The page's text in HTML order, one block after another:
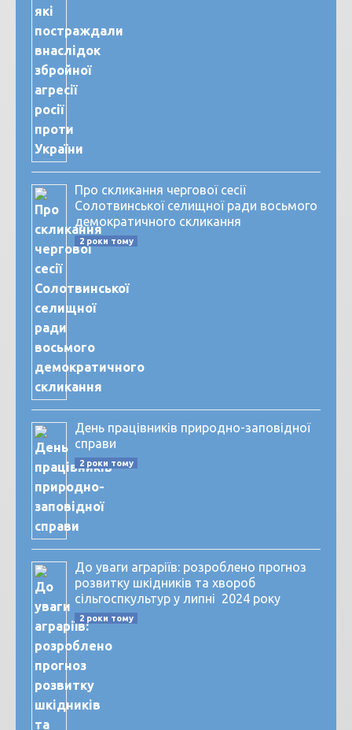
Про скликання чергової сесії
Солотвинської селищної ради восьмого
демократичного скликання
2 роки тому
День працівників природно-заповідної
справи
2 роки тому
До уваги аграріїв: розроблено прогноз
розвитку шкідників та хвороб
сільгоспкультур у липні 2024 року
2 роки тому